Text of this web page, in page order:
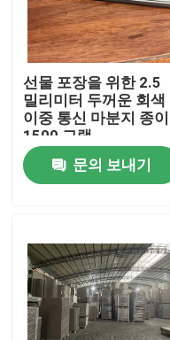
제품
비디오
선물 포장을 위한 2.5
밀리미터 두꺼운 회색
이중 통신 마분지 종이
1500 그램
문의 보내기